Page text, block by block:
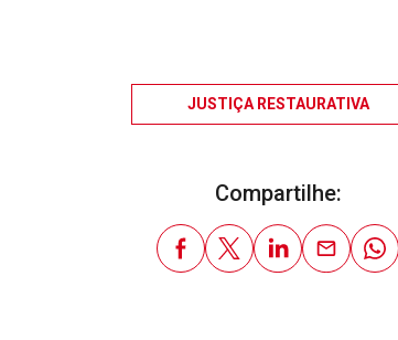
JUSTIÇA RESTAURATIVA
Compartilhe: